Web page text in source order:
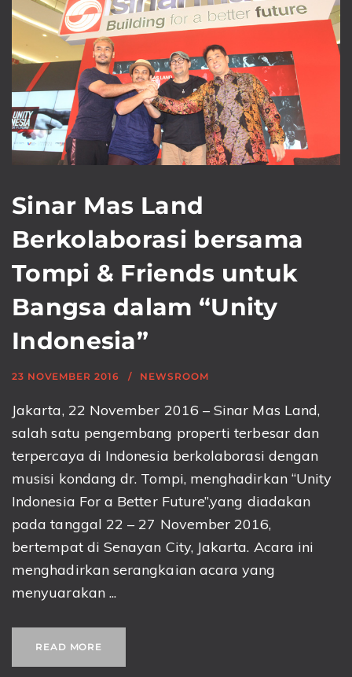
Sinar Mas Land
Berkolaborasi bersama
Tompi & Friends untuk
Bangsa dalam “Unity
Indonesia”
23 NOVEMBER 2016 NEWSROOM
Jakarta, 22 November 2016 – Sinar Mas Land,
salah satu pengembang properti terbesar dan
terpercaya di Indonesia berkolaborasi dengan
musisi kondang dr. Tompi, menghadirkan “Unity
Indonesia For a Better Future”,yang diadakan
pada tanggal 22 – 27 November 2016,
bertempat di Senayan City, Jakarta. Acara ini
menghadirkan serangkaian acara yang
menyuarakan ...
READ MORE